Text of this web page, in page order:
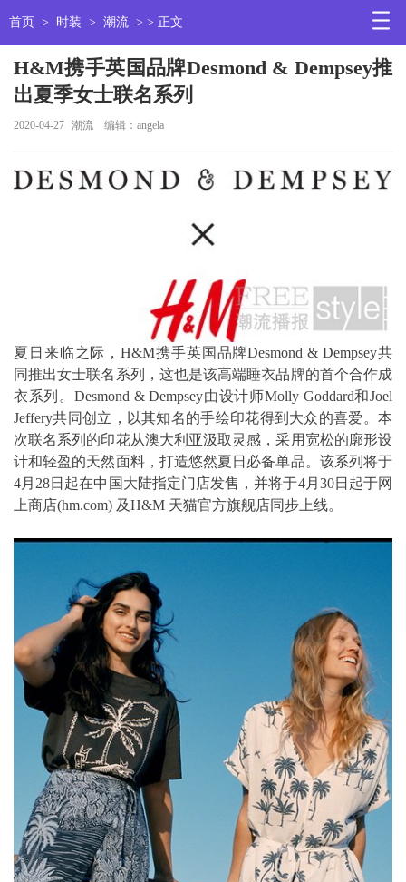
首页 > 时装 > 潮流 > > 正文
H&M携手英国品牌Desmond & Dempsey推
出夏季女士联名系列
2020-04-27 潮流 编辑：angela
夏日来临之际，H&M携手英国品牌Desmond & Dempsey共
同推出女士联名系列，这也是该高端睡衣品牌的首个合作成
衣系列。Desmond & Dempsey由设计师Molly Goddard和Joel
Jeffery共同创立，以其知名的手绘印花得到大众的喜爱。本
次联名系列的印花从澳大利亚汲取灵感，采用宽松的廓形设
计和轻盈的天然面料，打造悠然夏日必备单品。该系列将于
4月28日起在中国大陆指定门店发售，并将于4月30日起于网
上商店(hm.com) 及H&M 天猫官方旗舰店同步上线。